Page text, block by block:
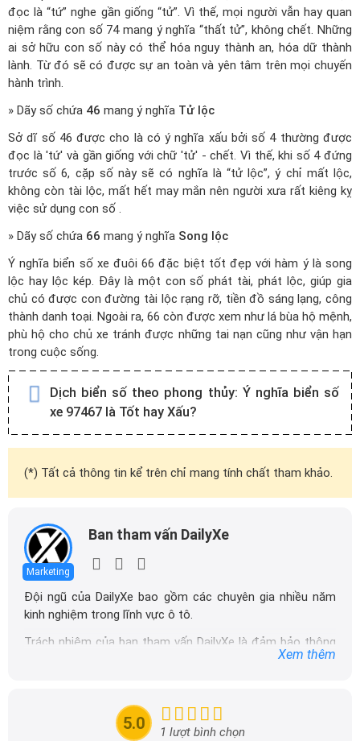
đọc là “tứ” nghe gần giống “tử”. Vì thế, mọi người vẫn hay quan
niệm rằng con số 74 mang ý nghĩa “thất tử”, không chết. Những
ai sở hữu con số này có thể hóa nguy thành an, hóa dữ thành
lành. Từ đó sẽ có được sự an toàn và yên tâm trên mọi chuyến
hành trình.
» Dãy số chứa 46 mang ý nghĩa Tử lộc
Sở dĩ số 46 được cho là có ý nghĩa xấu bởi số 4 thường được
đọc là 'tứ' và gần giống với chữ 'tử' - chết. Vì thế, khi số 4 đứng
trước số 6, cặp số này sẽ có nghĩa là “tử lộc”, ý chỉ mất lộc,
không còn tài lộc, mất hết may mắn nên người xưa rất kiêng kỵ
việc sử dụng con số .
» Dãy số chứa 66 mang ý nghĩa Song lộc
Ý nghĩa biển số xe đuôi 66 đặc biệt tốt đẹp với hàm ý là song
lộc hay lộc kép. Đây là một con số phát tài, phát lộc, giúp gia
chủ có được con đường tài lộc rạng rỡ, tiền đồ sáng lạng, công
thành danh toại. Ngoài ra, 66 còn được xem như lá bùa hộ mệnh,
phù hộ cho chủ xe tránh được những tai nạn cũng như vận hạn
trong cuộc sống.
Dịch biển số theo phong thủy: Ý nghĩa biển số
xe 97467 là Tốt hay Xấu?
(*) Tất cả thông tin kể trên chỉ mang tính chất tham khảo.
Marketing
Ban tham vấn DailyXe
Đội ngũ của DailyXe bao gồm các chuyên gia nhiều năm
kinh nghiệm trong lĩnh vực ô tô.
Trách nhiệm của ban tham vấn DailyXe là đảm bảo thông
tin chính xác được đăng tải trên dailyxe.com.vn, thường
tin nhanh chóng và dễ dàng hơn.
Xem thêm
5.0 1 lượt bình chọn